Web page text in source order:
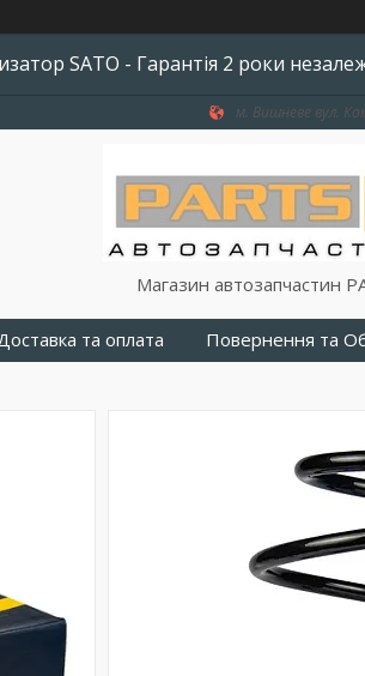
SATO - Гарантія 2 роки
м. Вишневе вул.
Магазин автозапчастин
та оплата Повернення та